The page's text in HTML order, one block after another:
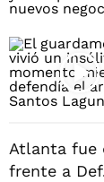
Atlanta fue
frente a